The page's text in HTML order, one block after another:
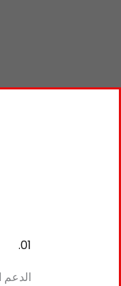
01.
الدعم